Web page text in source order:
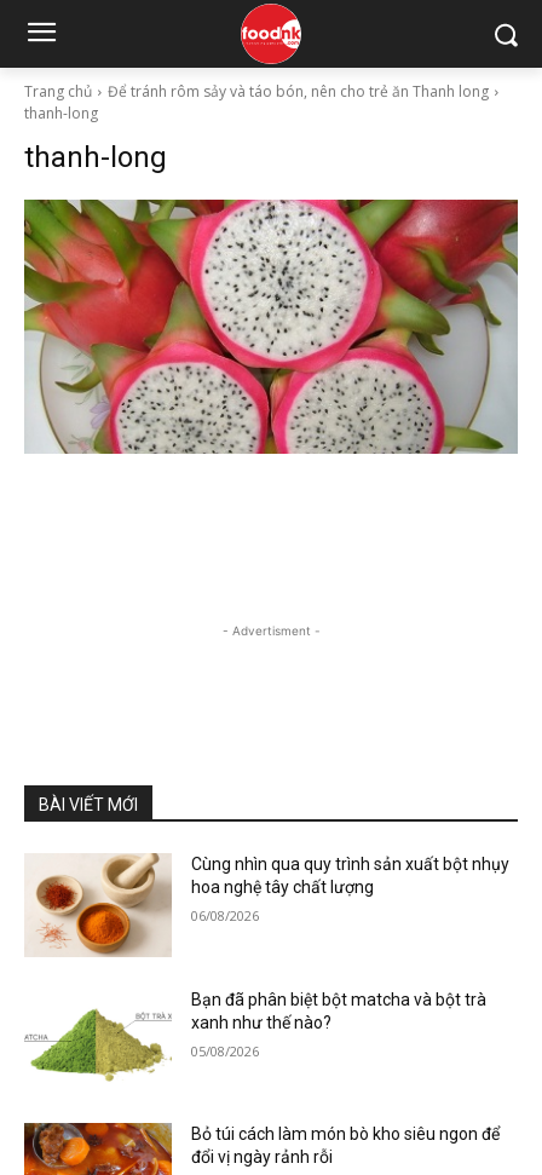
Trang chủ
Để tránh rôm sảy và táo bón, nên cho trẻ ăn Thanh long
thanh-long
thanh-long
- Advertisment -
BÀI VIẾT MỚI
Cùng nhìn qua quy trình sản xuất bột nhụy
hoa nghệ tây chất lượng
06/08/2026
Bạn đã phân biệt bột matcha và bột trà
xanh như thế nào?
05/08/2026
Bỏ túi cách làm món bò kho siêu ngon để
đổi vị ngày rảnh rỗi